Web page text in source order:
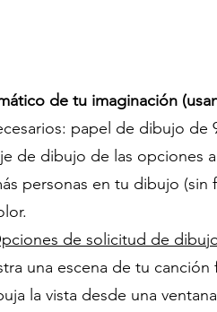
de tu imaginación
papel de dibujo de
de dibujo de las opciones
personas en tu dibujo (sin
de solicitud de
una escena de tu canción
la vista desde una